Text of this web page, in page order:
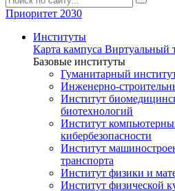
Приоритет 2030
Институты
Карта кампуса Виртуальный
Базовые институты
Гуманитарный
Инженерно-
Институт
биотехнологий
Институт
кибербезопасности
Институт
транспорта
Институт физики и
Институт физической